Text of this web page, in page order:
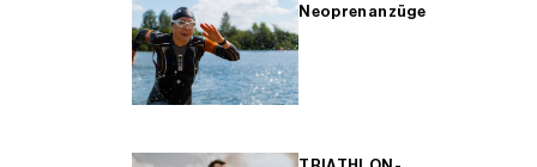
Neoprenanzüge